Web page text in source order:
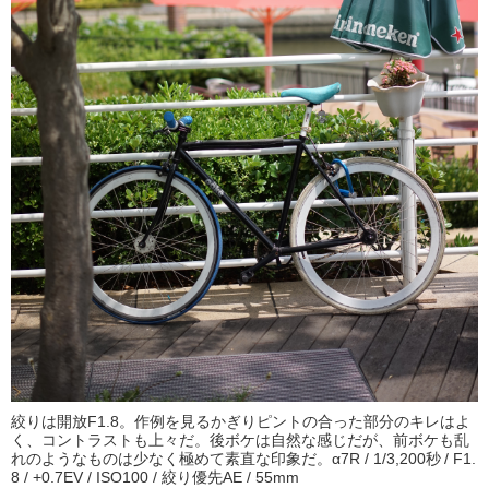
絞りは開放F1.8。作例を見るかぎりピントの合った部分のキレはよ
く、コントラストも上々だ。後ボケは自然な感じだが、前ボケも乱
れのようなものは少なく極めて素直な印象だ。α7R / 1/3,200秒 / F1.
8 / +0.7EV / ISO100 / 絞り優先AE / 55mm